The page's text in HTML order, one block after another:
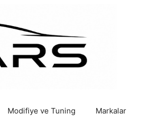
Modifiye ve Tuning Markalar